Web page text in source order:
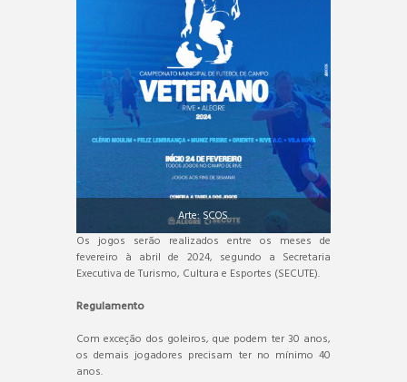
Arte: SCOS.
Os jogos serão realizados entre os meses de
fevereiro à abril de 2024, segundo a Secretaria
Executiva de Turismo, Cultura e Esportes (SECUTE).
Regulamento
Com exceção dos goleiros, que podem ter 30 anos,
os demais jogadores precisam ter no mínimo 40
anos.